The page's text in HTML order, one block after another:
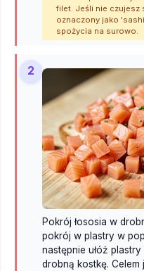
filet. Jeśli nie czujesz
oznaczony jako
spożycia na surowo.
2
Pokrój łososia w
pokrój w plastry w
następnie ułóż
drobną kostkę. Celem